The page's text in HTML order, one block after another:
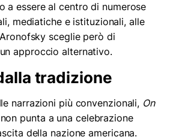
a essere al centro di numerose
mediatiche e istituzionali, alle
sceglie però di
approccio alternativo.
tradizione
narrazioni più convenzionali, On
punta a una celebrazione
della nazione americana.